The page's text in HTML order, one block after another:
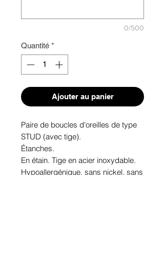
0/500
Quantité *
Ajouter au panier
Paire de boucles d'oreilles de type
STUD (avec tige).
Étanches.
En étain. Tige en acier inoxydable.
Hypoallergénique, sans nickel, sans